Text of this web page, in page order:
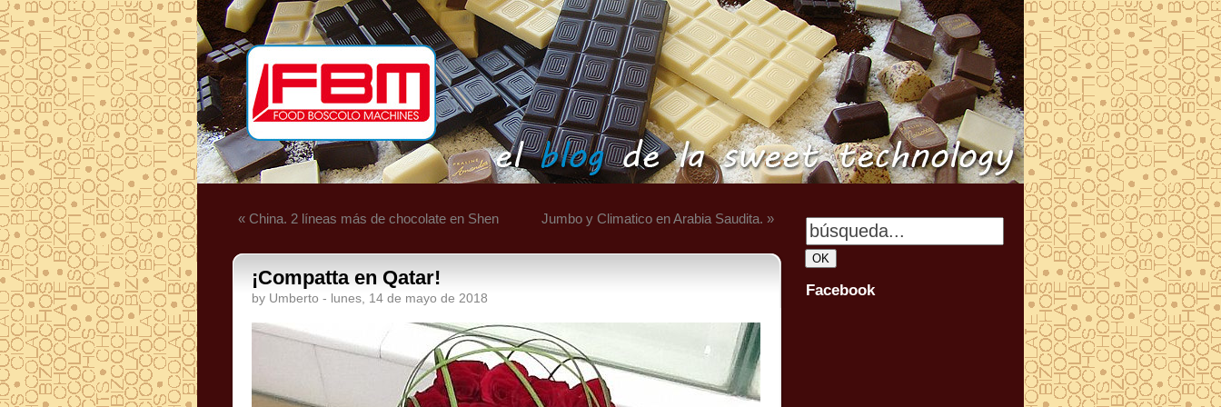
« China. 2 líneas más de chocolate en Shen Jumbo y Climatico en Arabia Saudita. »
¡Compatta en Qatar!
by Umberto - lunes, 14 de mayo de 2018 Facebook